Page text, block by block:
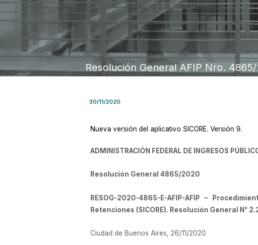
Resolución General AFIP Nro.
30/11/2020
Nueva versión del aplicativo SICORE. Versión 9.
ADMINISTRACIÓN FEDERAL DE INGRESOS
Resolución General 4865/2020
RESOG-2020-4865-E-AFIP-AFIP –
Retenciones (SICORE). Resolución General
Ciudad de Buenos Aires, 26/11/2020